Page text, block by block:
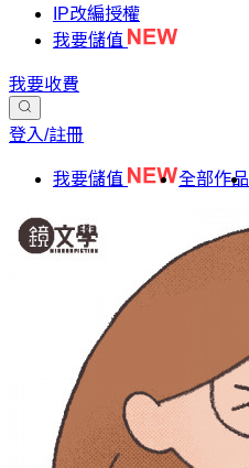
IP改編授權
我要儲值
我要收費
登入/註冊
我要儲值 全部作品